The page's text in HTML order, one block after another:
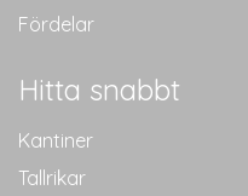
Fördelar
Hitta snabbt
Kantiner
Tallrikar